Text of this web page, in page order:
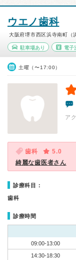
ウエノ歯科
大阪府堺市西区浜寺南町（
駐車場あり 電子
土曜（〜17:00）
ア
歯科
5.0
綺麗な歯医者さん
診療科目：
歯科
診療時間
09:00-13:00
14:30-18:30